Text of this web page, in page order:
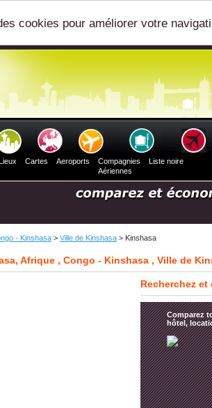
cookies pour améliorer votre
Cartes Aeroports
Compagnies
Aériennes
Liste noire
- Kinshasa > Ville de Kinshasa > Kinshasa
Afrique , Congo - Kinshasa , Ville de
Recherchez
Comparez
hôtel,